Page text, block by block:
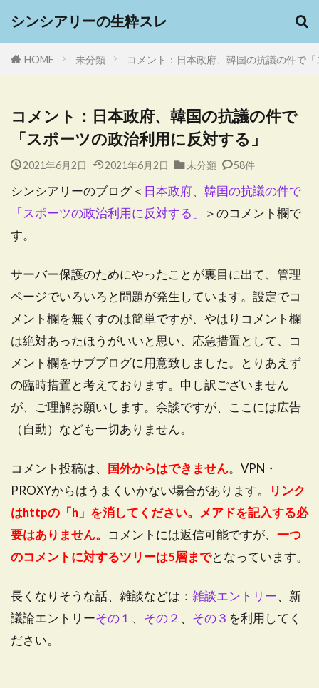
シンシアリーの生粋スレ
HOME 未分類 コメント：日本政府、韓国の抗議の件で
コメント：日本政府、韓国の抗議の件で
「スポーツの政治利用に反対する」
2021年6月2日 2021年6月2日 未分類 58件
シンシアリーのブログ＜ 日本政府、韓国の抗議の件で
「スポーツの政治利用に反対する」
＞のコメント欄で
す。
サーバー保護のためにやったことが裏目に出て、管理
ページでいろいろと問題が発生しています。設定でコ
メント欄を無くすのは簡単ですが、やはりコメント欄
は絶対あったほうがいいと思い、応急措置として、コ
メント欄をサブブログに用意致しました。とりあえず
の臨時措置と考えております。申し訳ございません
が、ご理解お願いします。余談ですが、ここには広告
（自動）なども一切ありません。
コメント投稿は、 国外からはできません。VPN・
PROXYからはうまくいかない場合があります。
リンク
はhttpの「h」を消してください。メアドを記入する必
要はありません。 コメントには返信可能ですが、 一つ
のコメントに対するツリーは5層までとなっています。
長くなりそうな話、雑談などは： 雑談エントリー、新
議論エントリーその１ 、 その２ 、 その３ を利用してく
ださい。